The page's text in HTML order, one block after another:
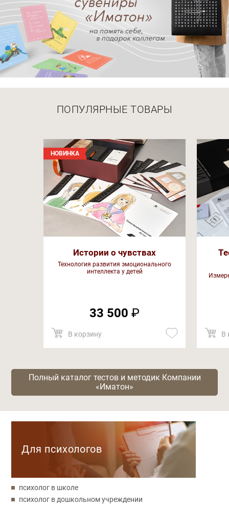
ПОПУЛЯРНЫЕ ТОВАРЫ
НОВИНКА
Истории о чувствах
Технология развития эмоционального
интеллекта у детей
33 500 ₽
В корзину В
Полный каталог тестов и методик Компании
«Иматон»
Для психологов
психолог в школе
психолог в дошкольном учреждении